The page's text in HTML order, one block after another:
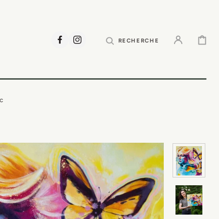
FACEBOOKINSTAGRAM
RECHERCHE PANIER